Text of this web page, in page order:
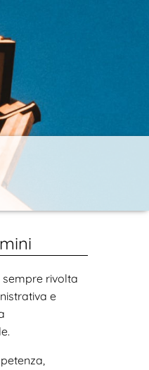
sempre rivolta
e